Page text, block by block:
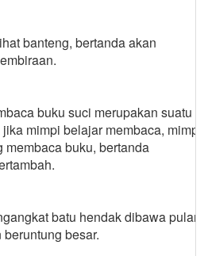
banteng, bertanda akan
buku suci merupakan suatu
mimpi belajar membaca, mimpi
membaca buku, bertanda
batu hendak dibawa pulang
besar.